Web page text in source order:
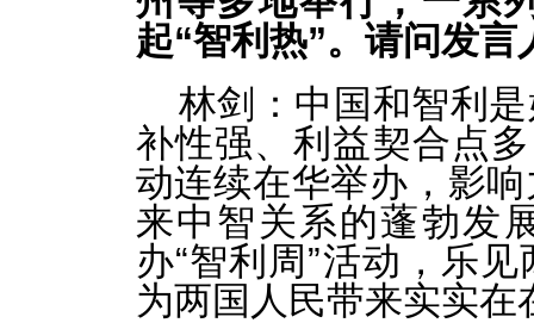
起“智利热”。请问发
林剑： 中国和智利
补性强、利益契合点
动连续在华举办，影
来中智关系的蓬勃发
办“智利周”活动，乐
为两国人民带来实实在